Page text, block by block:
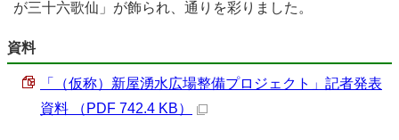
が三十六歌仙」が飾られ、通りを彩りました。
資料
「（仮称）新屋湧水広場整備プロジェクト」記者発表
資料 （PDF 742.4 KB）